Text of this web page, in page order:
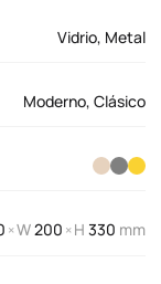
Vidrio, Metal
Moderno, Clásico
×W200 ×H 330 mm